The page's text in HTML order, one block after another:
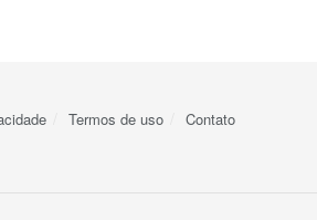
Termos de uso Contato